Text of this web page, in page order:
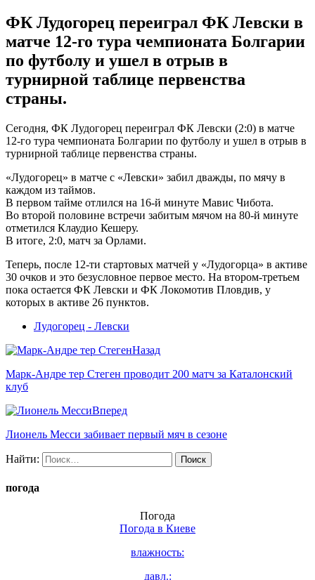
ФК Лудогорец переиграл ФК Левски в
матче 12-го тура чемпионата Болгарии
по футболу и ушел в отрыв в
турнирной таблице первенства
страны.
Сегодня, ФК Лудогорец переиграл ФК Левски (2:0) в матче
12-го тура чемпионата Болгарии по футболу и ушел в отрыв в
турнирной таблице первенства страны.
«Лудогорец» в матче с «Левски» забил дважды, по мячу в
каждом из таймов.
В первом тайме отлился на 16-й минуте Мавис Чибота.
Во второй половине встречи забитым мячом на 80-й минуте
отметился Клаудио Кешеру.
В итоге, 2:0, матч за Орлами.
Теперь, после 12-ти стартовых матчей у «Лудогорца» в активе
30 очков и это безусловное первое место. На втором-третьем
пока остается ФК Левски и ФК Локомотив Пловдив, у
которых в активе 26 пунктов.
Лудогорец - Левски
Назад
Марк-Андре тер Стеген проводит 200 матч за Каталонский
клуб
Вперед
Лионель Месси забивает первый мяч в сезоне
Найти:
погода
Погода
Погода в Киеве
влажность:
давл.: